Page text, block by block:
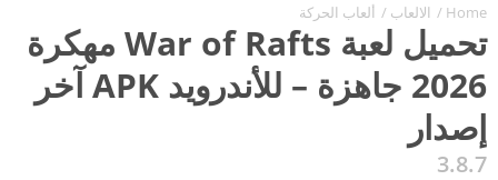
Home
/ الالعاب / ألعاب الحركة
تحميل لعبة War of Rafts مهكرة
2026 جاهزة – للأندرويد APK آخر
إصدار
3.8.7